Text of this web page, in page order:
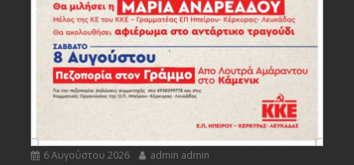
6 Αυγούστου 2026 admin admin